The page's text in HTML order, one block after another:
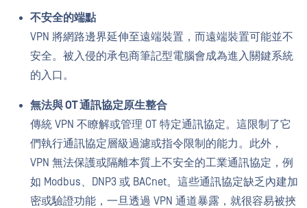
不安全的端點
VPN 將網路邊界延伸至遠端裝置，而遠端裝置可能並不
安全。被入侵的承包商筆記型電腦會成為進入關鍵系統
的入口。
無法與 OT 通訊協定原生整合
傳統 VPN 不瞭解或管理 OT 特定通訊協定。這限制了它
們執行通訊協定層級過濾或指令限制的能力。此外，
VPN 無法保護或隔離本質上不安全的工業通訊協定，例
如 Modbus、DNP3 或 BACnet。這些通訊協定缺乏內建加
密或驗證功能，一旦透過 VPN 通道暴露，就很容易被挾